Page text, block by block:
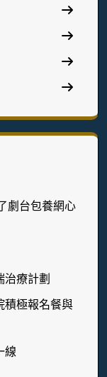
劇台包養網心
治療計劃
積極報名餐與
線